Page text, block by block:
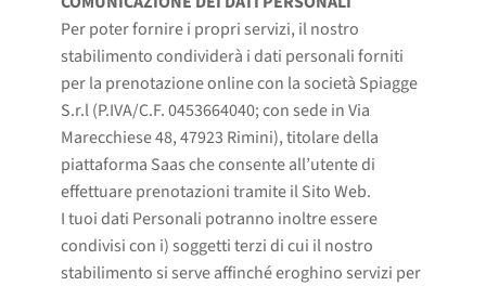
Per poter fornire i propri servizi, il nostro
stabilimento condividerà i dati personali forniti
per la prenotazione online con la società Spiagge
S.r.l (P.IVA/C.F. 0453664040; con sede in Via
Marecchiese 48, 47923 Rimini), titolare della
piattaforma Saas che consente all’utente di
effettuare prenotazioni tramite il Sito Web.
I tuoi dati Personali potranno inoltre essere
condivisi con i) soggetti terzi di cui il nostro
stabilimento si serve affinché eroghino servizi per